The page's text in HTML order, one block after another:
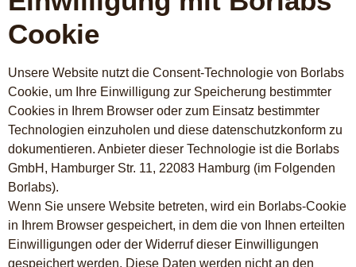
Cookie
Unsere Website nutzt die Consent-Technologie von Borlabs
Cookie, um Ihre Einwilligung zur Speicherung bestimmter
Cookies in Ihrem Browser oder zum Einsatz bestimmter
Technologien einzuholen und diese datenschutzkonform zu
dokumentieren. Anbieter dieser Technologie ist die Borlabs
GmbH, Hamburger Str. 11, 22083 Hamburg (im Folgenden
Borlabs).
Wenn Sie unsere Website betreten, wird ein Borlabs-Cookie
in Ihrem Browser gespeichert, in dem die von Ihnen erteilten
Einwilligungen oder der Widerruf dieser Einwilligungen
gespeichert werden. Diese Daten werden nicht an den